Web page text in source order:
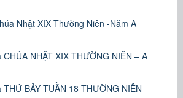
Nhật XIX Thường Niên -Năm A
CHÚA NHẬT XIX THƯỜNG NIÊN – A
THỨ BẢY TUẦN 18 THƯỜNG NIÊN